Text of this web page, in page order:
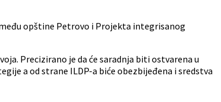
opštine Petrovo i Projekta integrisanog
Precizirano je da će saradnja biti ostvarena u
a od strane ILDP-a biće obezbijeđena i sredstva